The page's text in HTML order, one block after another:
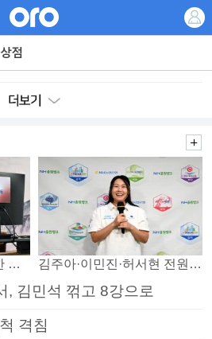
원성진, 8강 점프 "최대한 승자조에서 버티겠다" 김주아·이민진·허서현 전원 승리… 평택, 부안 꺾고 5연승
, 김민석 꺾고 8강으로
격침